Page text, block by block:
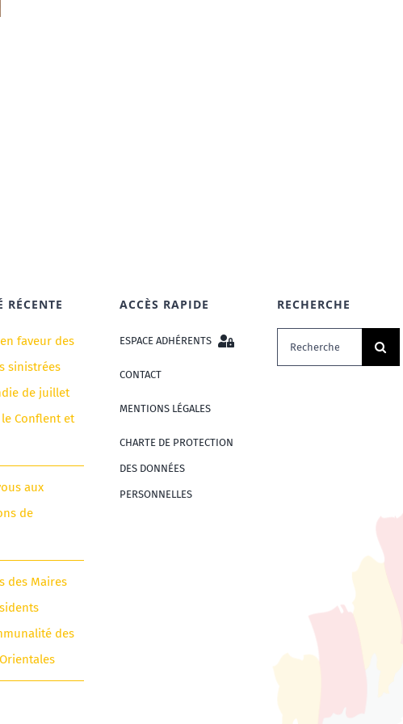
RÉCENTE
faveur des
sinistrées
de juillet
Conflent et
aux
de
des Maires
des
ACCÈS RAPIDE
ESPACE ADHÉRENTS
CONTACT
MENTIONS LÉGALES
CHARTE DE PROTECTION
DES DONNÉES
PERSONNELLES
RECHERCHE
Rechercher: